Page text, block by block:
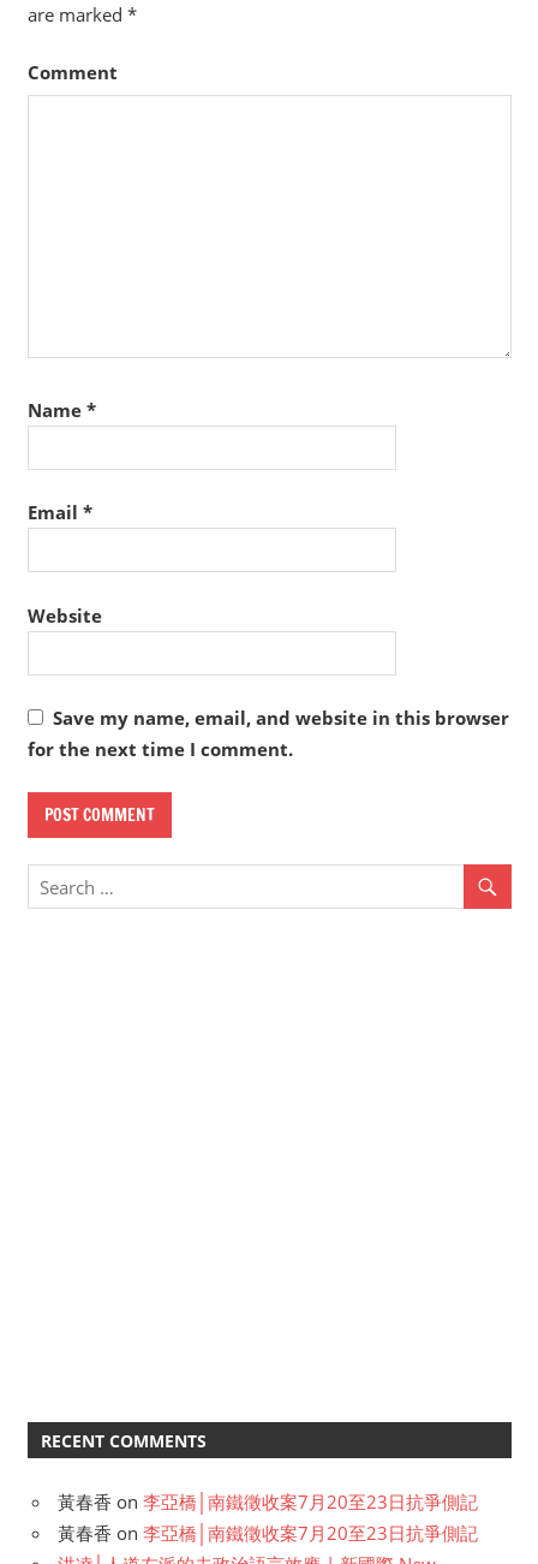
are marked *
Comment
Name *
Email *
Website
Save my name, email, and website in this browser
for the next time I comment.
RECENT COMMENTS
黃春香 on 李亞橋│南鐵徵收案7月20至23日抗爭側記
黃春香 on 李亞橋│南鐵徵收案7月20至23日抗爭側記